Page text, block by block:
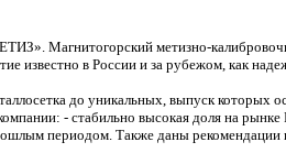
Магнитогорский метизно-
известно в России и за рубежом, как
до уникальных, выпуск которых
- стабильно высокая доля на
периодом. Также даны